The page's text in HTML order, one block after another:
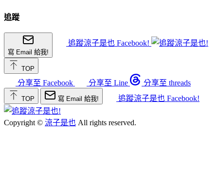
追蹤
寫 Email 給我!
追蹤涼子是也 Facebook!
TOP
分享至 Facebook 分享至 Line 分享至 threads
TOP 寫 Email 給我! 追蹤涼子是也 Facebook!
Copyright © 涼子是也 All rights reserved.